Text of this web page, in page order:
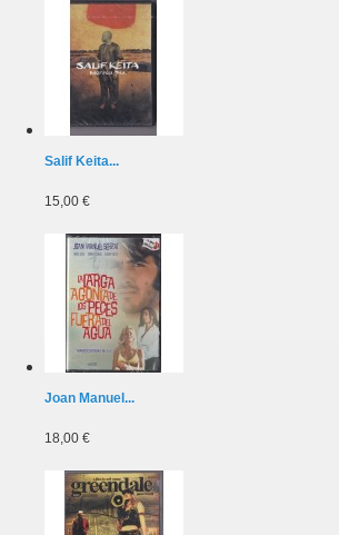
Salif Keita...
15,00 €
Joan Manuel...
18,00 €